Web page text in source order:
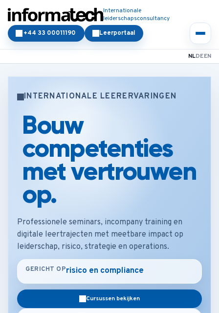
Internationale
leiderschapsconsultancy
Leerportaal
+44 33 00011190
NLDEEN
INTERNATIONALE LEERERVARINGEN
Bouw
competenties
met vertrouwen
op.
Professionele seminars, incompany training en
digitale leertrajecten met meetbare impact op
leiderschap, risico, strategie en operations.
GERICHT OPstra
Cursussen bekijken